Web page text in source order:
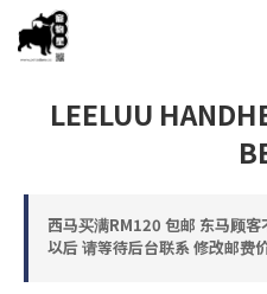
LEELUU
西马买满RM120 包邮 东马顾
以后 请等待后台联系 修改邮